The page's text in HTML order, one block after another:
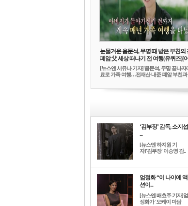
눈물겨운 음문석, 무명 때 받은 부친
폐암 父 세상 떠나기 전 여행(유퀴즈)[
[뉴스엔 서유나 기자]'음문석, 무명 끝나자
료로 가족 여행…전재산 내준 폐암 부친과
‘김부장’ 감독, 소지섭
...
[뉴스엔 하지원 기
자]'김부장' 이승영 감..
엄정화 “이 나이에 액
션이...
[뉴스엔 배효주 기자]엄
정화가 '오케이 마담